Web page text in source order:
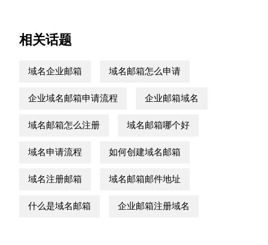
相关话题
域名企业邮箱 域名邮箱怎么申请
企业域名邮箱申请流程 企业邮箱域名
域名邮箱怎么注册 域名邮箱哪个好
域名申请流程 如何创建域名邮箱
域名注册邮箱 域名邮箱邮件地址
什么是域名邮箱 企业邮箱注册域名